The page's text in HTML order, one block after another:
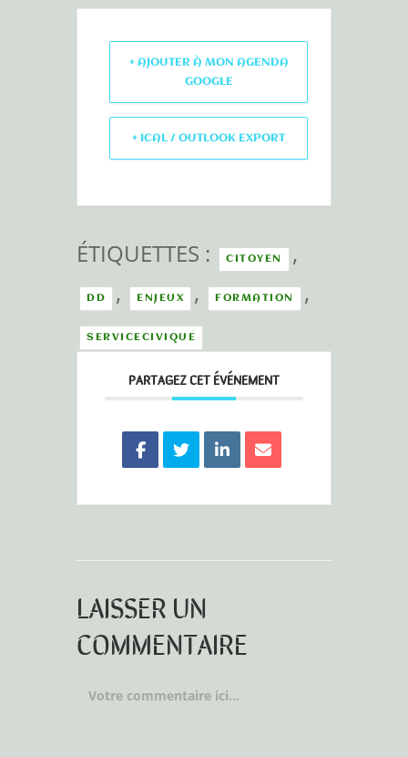
+ AJOUTER À MON AGENDA
GOOGLE
+ ICAL / OUTLOOK EXPORT
ÉTIQUETTES : CITOYEN ,
DD , ENJEUX , FORMATION ,
SERVICECIVIQUE
PARTAGEZ CET ÉVÉNEMENT
LAISSER UN
COMMENTAIRE